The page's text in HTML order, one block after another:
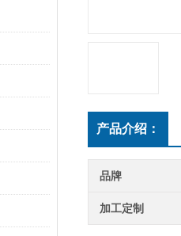
产品介绍：
品牌
加工定制